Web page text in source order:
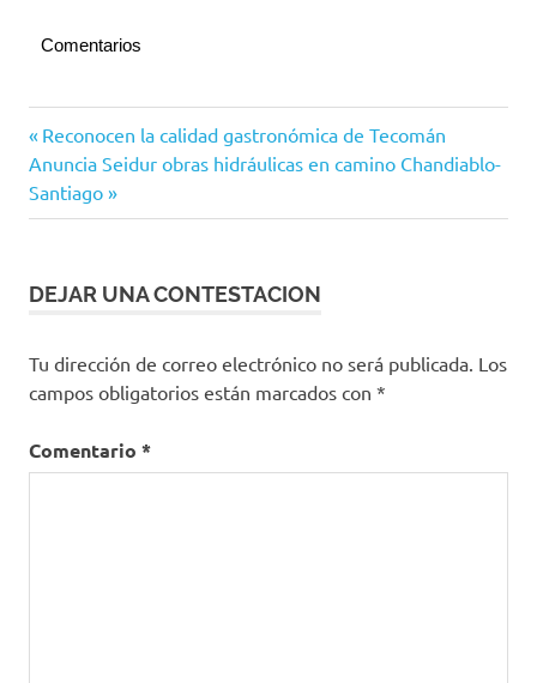
Comentarios
Navegación
de
entradas
Entrada
anterior:
Reconocen la calidad gastronómica de Tecomán
Siguiente
entrada:
Anuncia Seidur obras hidráulicas en camino Chandiablo-
Santiago
DEJAR UNA CONTESTACION
Tu dirección de correo electrónico no será publicada. Los
campos obligatorios están marcados con *
Comentario *